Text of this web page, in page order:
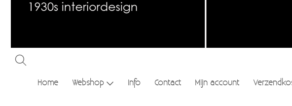
Home Webshop Info Contact Mijn account